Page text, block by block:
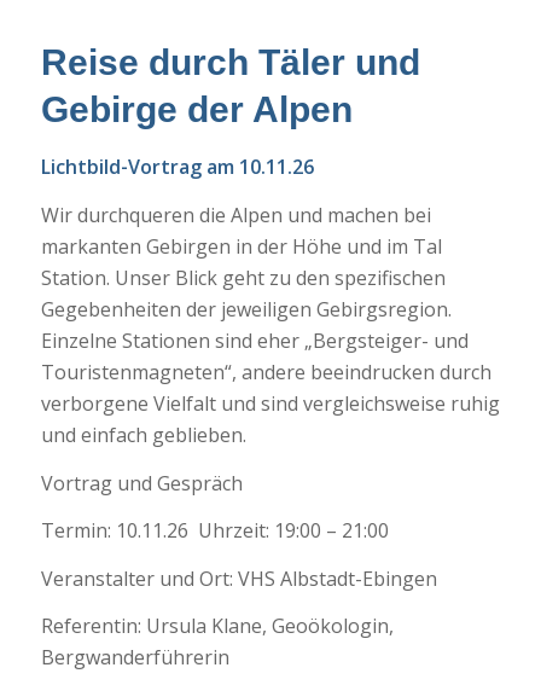
Reise durch Täler und
Gebirge der Alpen
Lichtbild-Vortrag am 10.11.26
Wir durchqueren die Alpen und machen bei
markanten Gebirgen in der Höhe und im Tal
Station. Unser Blick geht zu den spezifischen
Gegebenheiten der jeweiligen Gebirgsregion.
Einzelne Stationen sind eher „Bergsteiger- und
Touristenmagneten“, andere beeindrucken durch
verborgene Vielfalt und sind vergleichsweise ruhig
und einfach geblieben.
Vortrag und Gespräch
Termin: 10.11.26 Uhrzeit: 19:00 – 21:00
Veranstalter und Ort: VHS Albstadt-Ebingen
Referentin: Ursula Klane, Geoökologin,
Bergwanderführerin